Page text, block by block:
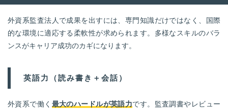
外資系監査法人で成果を出すには、専門知識だけではなく、国際
的な環境に適応する柔軟性が求められます。多様なスキルのバラ
ンスがキャリア成功のカギになります。
英語力（読み書き＋会話）
外資系で働く 最大のハードルが英語力です。監査調書やレビュー